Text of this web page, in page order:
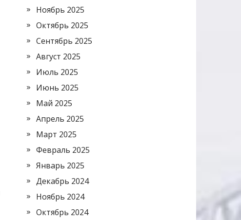
Ноябрь 2025
Октябрь 2025
Сентябрь 2025
Август 2025
Июль 2025
Июнь 2025
Май 2025
Апрель 2025
Март 2025
Февраль 2025
Январь 2025
Декабрь 2024
Ноябрь 2024
Октябрь 2024